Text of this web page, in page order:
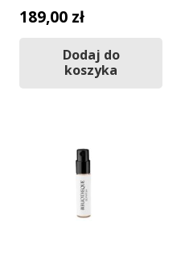
189,00 zł
Dodaj do
koszyka